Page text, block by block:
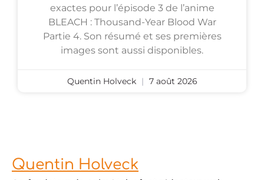
exactes pour l’épisode 3 de l’anime
BLEACH : Thousand-Year Blood War
Partie 4. Son résumé et ses premières
images sont aussi disponibles.
Quentin Holveck 7 août 2026
Quentin Holveck